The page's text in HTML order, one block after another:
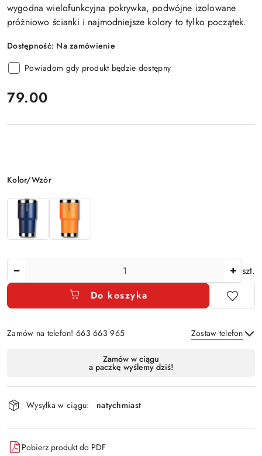
wygodna wielofunkcyjna pokrywka, podwójne izolowane
próżniowo ścianki i najmodniejsze kolory to tylko początek.
Dostępność: Na zamówienie
Powiadom gdy produkt będzie dostępny
cena:
79.00
Wariant
Kolor/Wzór
szt.
Do koszyka
Zamów na telefon! 663 663 965 Zostaw telefon
Wyślij
dostawa
Zamów w ciągu
a paczkę wyślemy dziś!
Wysyłka w ciągu: natychmiast
Pobierz produkt do PDF